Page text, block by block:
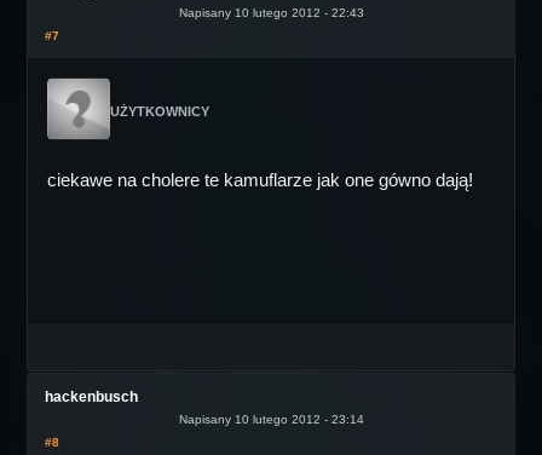
Napisany 10 lutego 2012 - 22:43
#7
UŻYTKOWNICY
ciekawe na cholere te kamuflarze jak one gówno dają!
hackenbusch
Napisany 10 lutego 2012 - 23:14
#8